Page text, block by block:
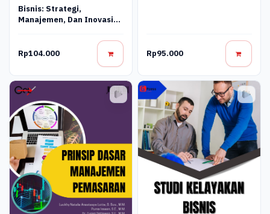
Bisnis: Strategi,
Manajemen, Dan Inovasi
Rp104.000 Rp95.000